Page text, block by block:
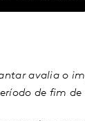
avalia o
de fim de